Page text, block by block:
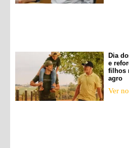
Dia
e
filhos
agro
Ver